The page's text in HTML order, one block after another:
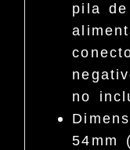
pila
no
54mm